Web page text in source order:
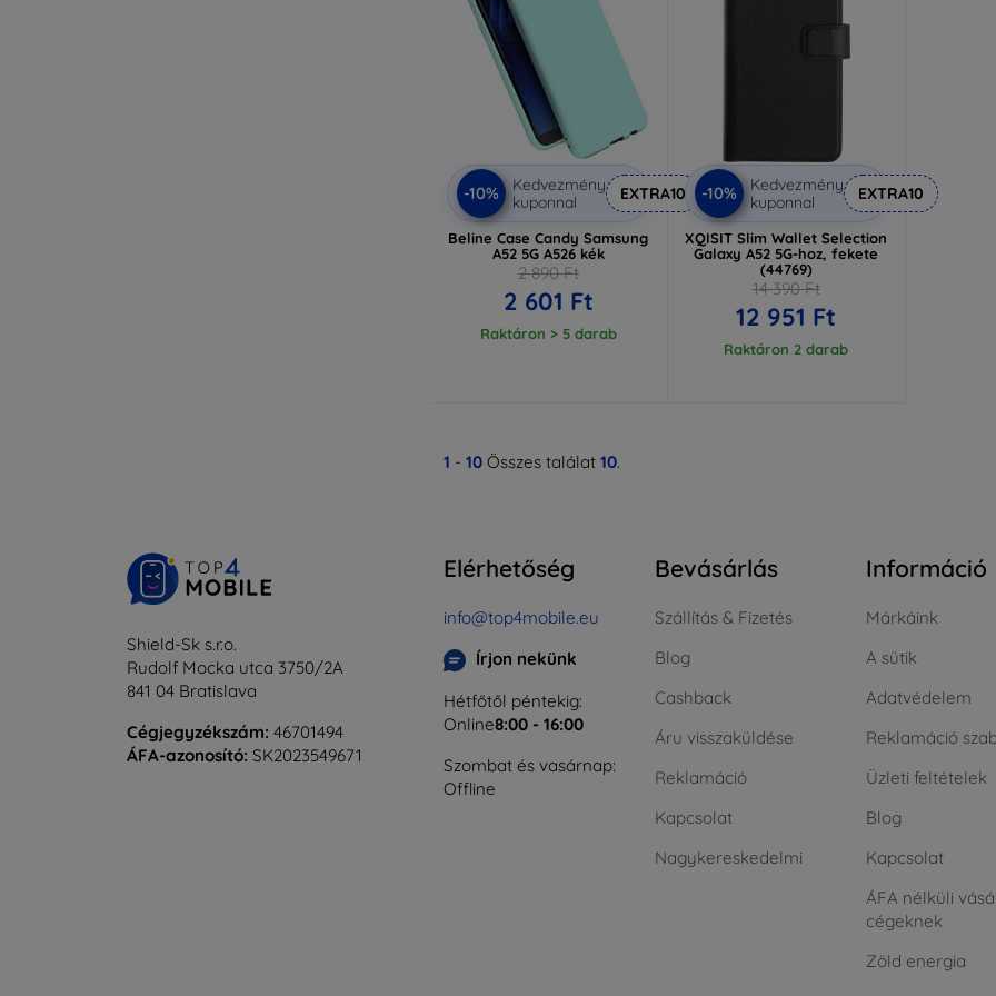
-10%
Kedvezmény
kuponnal
EXTRA10
Beline Case Candy Samsung
A52 5G A526 kék
2 890 Ft
2 601 Ft
Raktáron > 5 darab
-10%
Kedvezmény
kuponnal
EXTRA10
XQISIT Slim Wallet Selection
Galaxy A52 5G-hoz, fekete
(44769)
14 390 Ft
12 951 Ft
Raktáron 2 darab
1 - 10 Összes találat 10.
Shield-Sk s.r.o.
Rudolf Mocka utca 3750/2A
841 04 Bratislava
Cégjegyzékszám: 46701494
ÁFA-azonosító: SK2023549671
Elérhetőség
info@top4mobile.eu
Írjon nekünk
Hétfőtől péntekig:
Online8:00 - 16:00
Szombat és vasárnap:
Offline
Bevásárlás
Szállítás & Fizetés
Blog
Cashback
Áru visszaküldése
Reklamáció
Kapcsolat
Nagykereskedelmi
Információ
Márkáink
A sütik
Adatvédelem
Reklamáció
Üzleti feltételek
Blog
Kapcsolat
ÁFA nélküli
cégeknek
Zöld energia